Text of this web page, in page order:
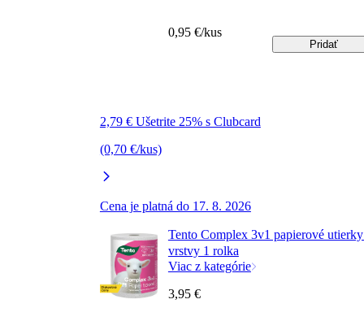
2,79 € Ušetrite 25% s Clubcard
(0,70 €/kus)
Cena je platná do 17. 8. 2026
0,95 €/kus
Pridať
Tento Complex 3v1 papierové
vrstvy 1 rolka
Viac z kategórie
3,95 €